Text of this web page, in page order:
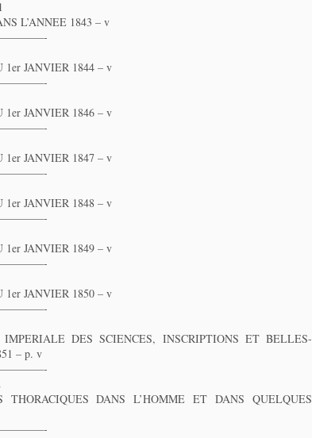
L’ANNEE 1843 – v
1er JANVIER 1844 – v
1er JANVIER 1846 – v
1er JANVIER 1847 – v
1er JANVIER 1848 – v
1er JANVIER 1849 – v
1er JANVIER 1850 – v
DES SCIENCES, INSCRIPTIONS ET BELLES-
– p. v
THORACIQUES DANS L’HOMME ET DANS QUELQUES